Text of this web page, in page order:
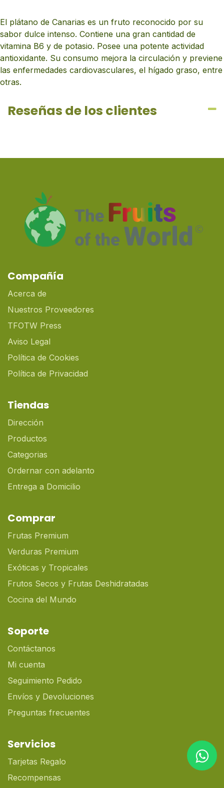
El plátano de Canarias es un fruto reconocido por su
sabor dulce intenso. Contiene una gran cantidad de
vitamina B6 y de potasio. Posee una potente actividad
antioxidante. Su consumo mejora la circulación y previene
las enfermedades cardiovasculares, el hígado graso, entre
otras.
Reseñas de los clientes
Compañía
Acerca de
Nuestros Proveedores
TFOTW Press
Aviso Legal
Política de Cookies
Política de Privacidad
Tiendas
Dirección
Productos
Categorias
Ordernar con adelanto
Entrega a Domicilio
Comprar
Frutas Premium
Verduras Premium
Exóticas y Tropicales
Frutos Secos y Frutas Deshidratadas
Cocina del Mundo
Soporte
Contáctanos
Mi cuenta
Seguimiento Pedido
Envíos y Devoluciones
Preguntas frecuentes
Servicios
Tarjetas Regalo
Recompensas